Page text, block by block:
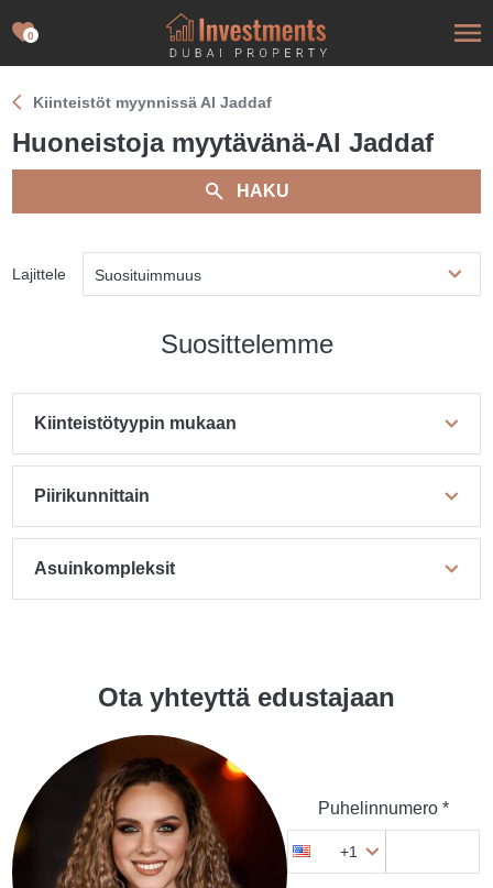
0
Kiinteistöt myynnissä Al Jaddaf
Huoneistoja myytävänä-Al Jaddaf
HAKU
Lajittele Suosituimmuus
Suosittelemme
Kiinteistötyypin mukaan
Piirikunnittain
Asuinkompleksit
Ota yhteyttä edustajaan
Puhelinnumero *
+1